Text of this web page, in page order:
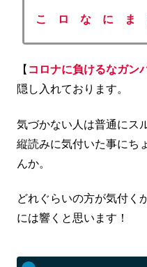
こ ロ な に ま
【 コロナに負けるなガン
隠し入れております。
気づかない人は普通にス
縦読みに気付いた事にち
んか。
どれぐらいの方が気付く
には響くと思います！